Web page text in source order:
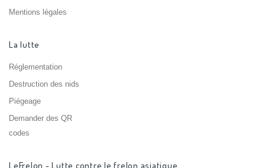
Mentions légales
La lutte
Réglementation
Destruction des nids
Piégeage
Demander des QR
codes
LeFrelon - Lutte contre le frelon asiatique